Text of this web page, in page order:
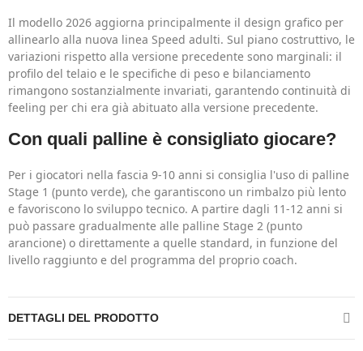
Il modello 2026 aggiorna principalmente il design grafico per
allinearlo alla nuova linea Speed adulti. Sul piano costruttivo, le
variazioni rispetto alla versione precedente sono marginali: il
profilo del telaio e le specifiche di peso e bilanciamento
rimangono sostanzialmente invariati, garantendo continuità di
feeling per chi era già abituato alla versione precedente.
Con quali palline è consigliato giocare?
Per i giocatori nella fascia 9-10 anni si consiglia l'uso di palline
Stage 1 (punto verde), che garantiscono un rimbalzo più lento
e favoriscono lo sviluppo tecnico. A partire dagli 11-12 anni si
può passare gradualmente alle palline Stage 2 (punto
arancione) o direttamente a quelle standard, in funzione del
livello raggiunto e del programma del proprio coach.
DETTAGLI DEL PRODOTTO